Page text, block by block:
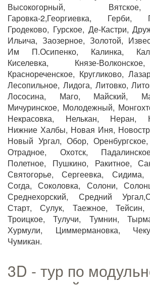
Высокогорный,
Гаровка-2,Георгиевка,
Гродеково, Гурское, Де-Кастри,
Ильича, Заозерное, Золотой,
Им П.Осипенко, Калинка,
Киселевка, Князе-
Краснореченское, Кругликово,
Лесопильное, Лидога, Литовко,
Лососина, Маго, Майский,
Мичуринское, Молодежный,
Некрасовка, Нелькан, Неран,
Нижние Халбы, Новая Иня,
Новый Ургал, Обор,
Отрадное, Охотск,
Полетное, Пушкино, Ракитное,
Святогорье, Сергеевка,
Согда, Соколовка, Солони,
Среднехорский, Средний
Старт, Сулук, Таежное, Тейсин,
Троицкое, Тулучи, Тумнин,
Хурмули, Циммермановка,
Чумикан.
3D - тур по